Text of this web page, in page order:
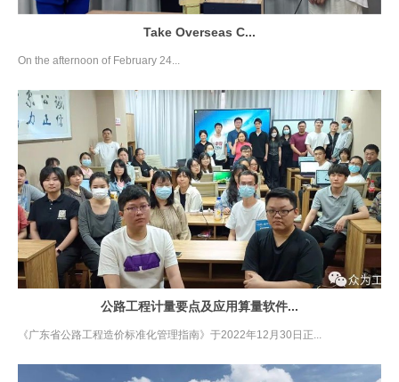
Take Overseas C...
On the afternoon of February 24...
公路工程计量要点及应用算量软件...
《广东省公路工程造价标准化管理指南》于2022年12月30日正...